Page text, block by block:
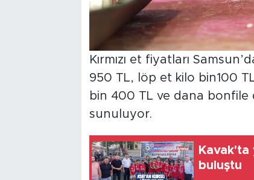
Kırmızı et fiyatları
950 TL, löp et kilo bin100
bin 400 TL ve dana bonfile
sunuluyor.
Kavak'ta
buluştu